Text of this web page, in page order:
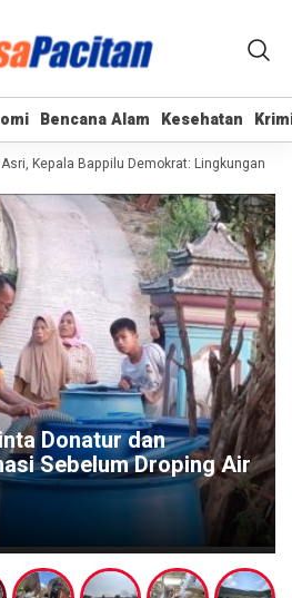
Bencana Alam Kesehatan
Bencana Alam Kesehatan
Kepala Bappilu Demokrat: Lingkungan
Donatur dan
Sebelum Droping Air